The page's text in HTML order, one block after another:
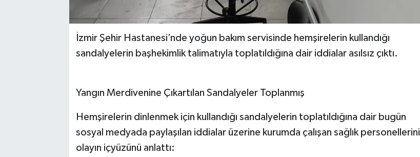
İzmir Şehir Hastanesi’nde yoğun bakım servisinde hemşirelerin kullandığı
sandalyelerin başhekimlik talimatıyla toplatıldığına dair iddialar asılsız çıktı.
Yangın Merdivenine Çıkartılan Sandalyeler Toplanmış
Hemşirelerin dinlenmek için kullandığı sandalyelerin toplatıldığına dair bugün
sosyal medyada paylaşılan iddialar üzerine kurumda çalışan sağlık personellerini
olayın içyüzünü anlattı: